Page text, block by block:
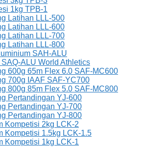
1kg TPB-1
Latihan LLL-500
Latihan LLL-600
Latihan LLL-700
Latihan LLL-800
SAH-ALU
ALU World Athletics
600g 65m Flex 6.0 SAF-MC600
700g IAAF SAF-YC700
800g 85m Flex 5.0 SAF-MC800
Pertandingan YJ-600
Pertandingan YJ-700
Pertandingan YJ-800
Kompetisi 2kg LCK-2
Kompetisi 1.5kg LCK-1.5
Kompetisi 1kg LCK-1